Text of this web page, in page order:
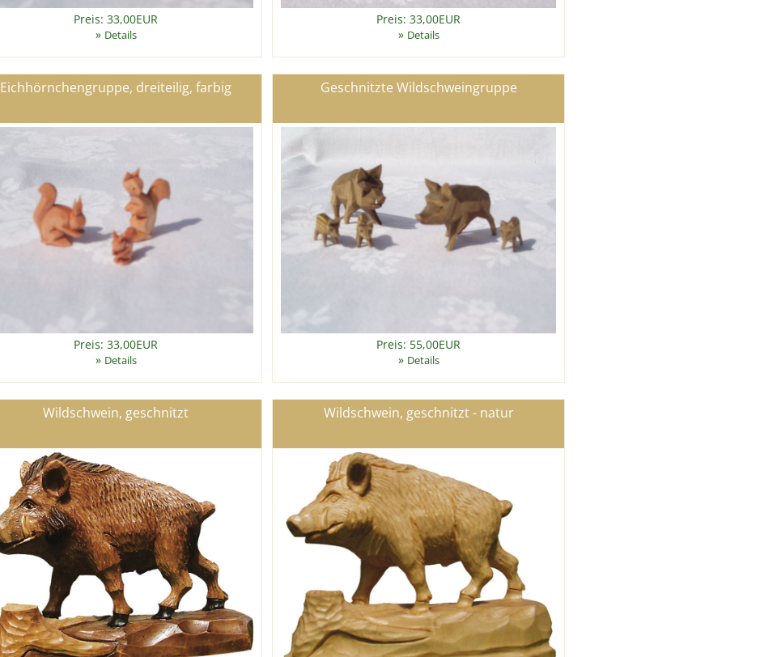
Preis: 33,00EUR
» Details
Preis: 33,00EUR
» Details
Eichhörnchengruppe, dreiteilig, farbig
Preis: 33,00EUR
» Details
Geschnitzte Wildschweingruppe
Preis: 55,00EUR
» Details
Wildschwein, geschnitzt Wildschwein, geschnitzt - natur